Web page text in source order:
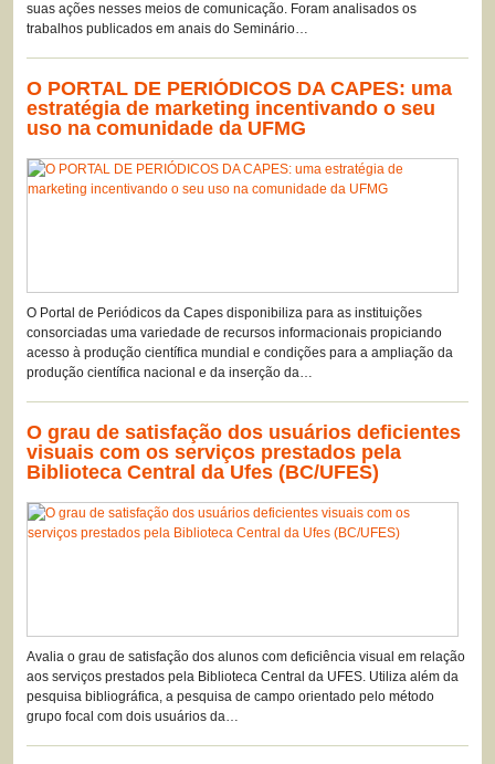
suas ações nesses meios de comunicação. Foram analisados os
trabalhos publicados em anais do Seminário…
O PORTAL DE PERIÓDICOS DA CAPES: uma
estratégia de marketing incentivando o seu
uso na comunidade da UFMG
O Portal de Periódicos da Capes disponibiliza para as instituições
consorciadas uma variedade de recursos informacionais propiciando
acesso à produção científica mundial e condições para a ampliação da
produção científica nacional e da inserção da…
O grau de satisfação dos usuários deficientes
visuais com os serviços prestados pela
Biblioteca Central da Ufes (BC/UFES)
Avalia o grau de satisfação dos alunos com deficiência visual em relação
aos serviços prestados pela Biblioteca Central da UFES. Utiliza além da
pesquisa bibliográfica, a pesquisa de campo orientado pelo método
grupo focal com dois usuários da…